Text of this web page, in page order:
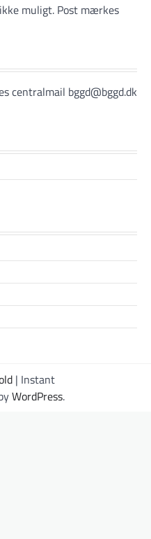
muligt. Post mærkes
centralmail bggd@bggd.dk
| Instant
WordPress.